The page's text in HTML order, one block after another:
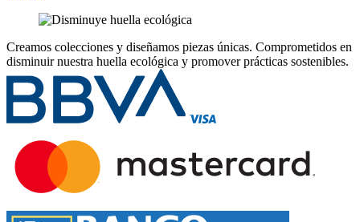
Creamos colecciones y diseñamos piezas únicas. Comprometidos en
disminuir nuestra huella ecológica y promover prácticas sostenibles.